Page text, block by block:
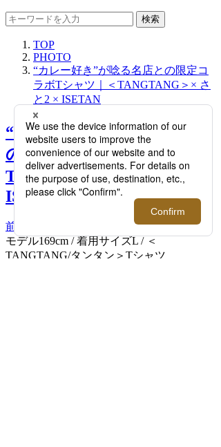
検索
TOP
PHOTO
“カレー好き”が唸る名店との限定コ
ラボTシャツ｜＜TANGTANG＞× さ
と2 × ISETAN
“カレー好き”が唸る名店と
の限定コラボTシャツ｜＜
TANGTANG＞× さと2 ×
ISETAN >>
前へ
モデル169cm / 着用サイズL / ＜
TANGTANG/タンタン＞Tシャツ